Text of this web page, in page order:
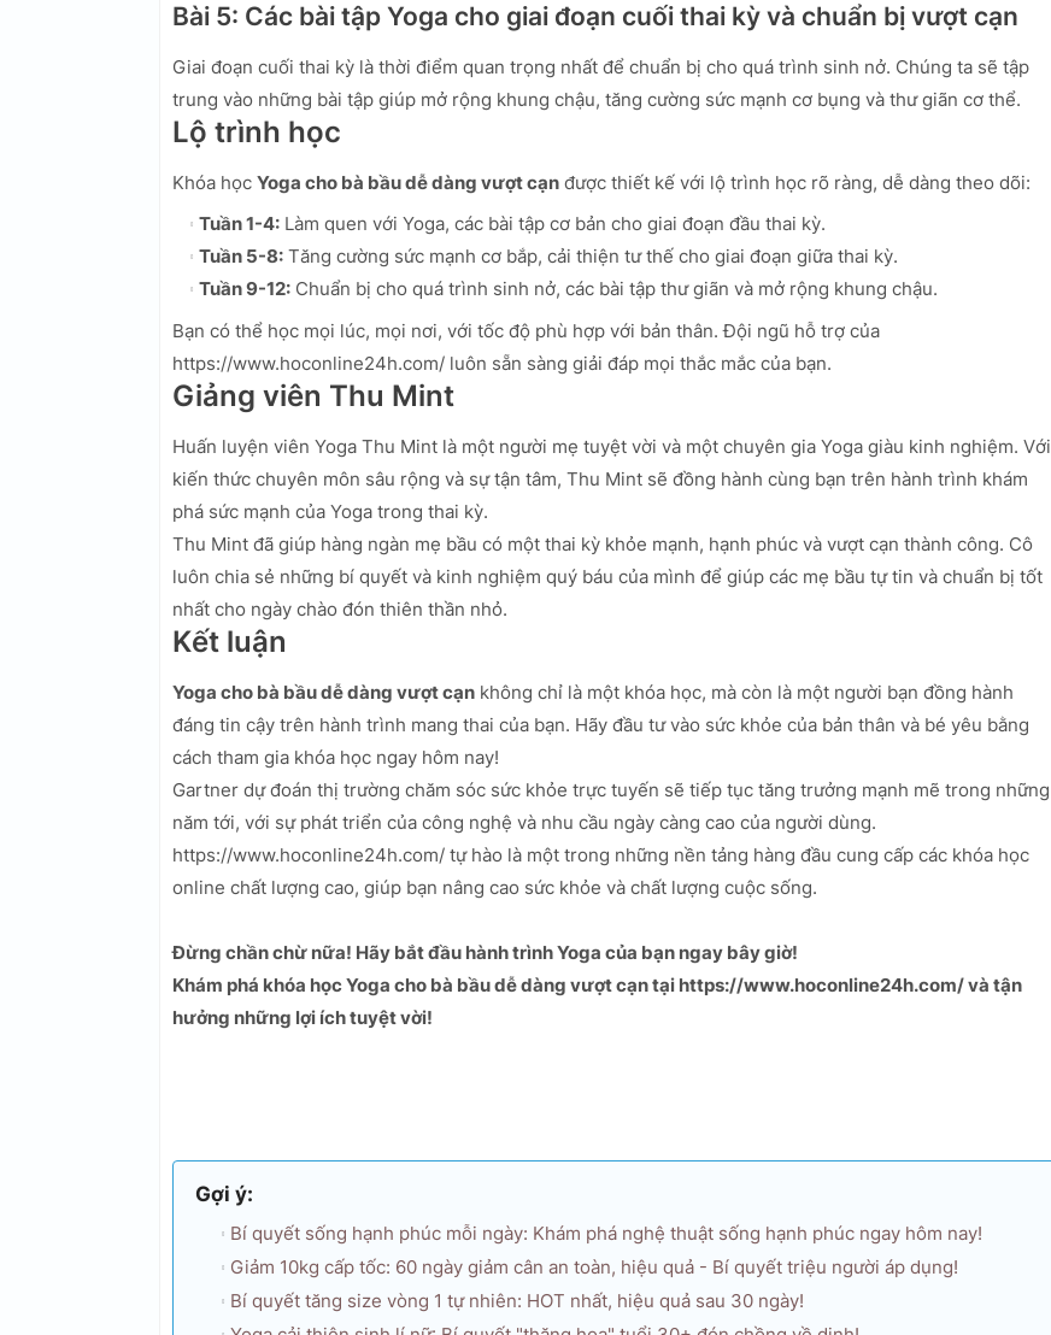
Bài 5: Các bài tập Yoga cho giai đoạn cuối thai kỳ và chuẩn bị vượt cạn
Giai đoạn cuối thai kỳ là thời điểm quan trọng nhất để chuẩn bị cho quá trình sinh nở. Chúng ta sẽ tập
trung vào những bài tập giúp mở rộng khung chậu, tăng cường sức mạnh cơ bụng và thư giãn cơ thể.
Lộ trình học
Khóa học Yoga cho bà bầu dễ dàng vượt cạn được thiết kế với lộ trình học rõ ràng, dễ dàng theo dõi:
Tuần 1-4: Làm quen với Yoga, các bài tập cơ bản cho giai đoạn đầu thai kỳ.
Tuần 5-8: Tăng cường sức mạnh cơ bắp, cải thiện tư thế cho giai đoạn giữa thai kỳ.
Tuần 9-12: Chuẩn bị cho quá trình sinh nở, các bài tập thư giãn và mở rộng khung chậu.
Bạn có thể học mọi lúc, mọi nơi, với tốc độ phù hợp với bản thân. Đội ngũ hỗ trợ của
https://www.hoconline24h.com/ luôn sẵn sàng giải đáp mọi thắc mắc của bạn.
Giảng viên Thu Mint
Huấn luyện viên Yoga Thu Mint là một người mẹ tuyệt vời và một chuyên gia Yoga giàu kinh nghiệm. Với
kiến thức chuyên môn sâu rộng và sự tận tâm, Thu Mint sẽ đồng hành cùng bạn trên hành trình khám
phá sức mạnh của Yoga trong thai kỳ.
Thu Mint đã giúp hàng ngàn mẹ bầu có một thai kỳ khỏe mạnh, hạnh phúc và vượt cạn thành công. Cô
luôn chia sẻ những bí quyết và kinh nghiệm quý báu của mình để giúp các mẹ bầu tự tin và chuẩn bị tốt
nhất cho ngày chào đón thiên thần nhỏ.
Kết luận
Yoga cho bà bầu dễ dàng vượt cạn không chỉ là một khóa học, mà còn là một người bạn đồng hành
đáng tin cậy trên hành trình mang thai của bạn. Hãy đầu tư vào sức khỏe của bản thân và bé yêu bằng
cách tham gia khóa học ngay hôm nay!
Gartner dự đoán thị trường chăm sóc sức khỏe trực tuyến sẽ tiếp tục tăng trưởng mạnh mẽ trong những
năm tới, với sự phát triển của công nghệ và nhu cầu ngày càng cao của người dùng.
https://www.hoconline24h.com/ tự hào là một trong những nền tảng hàng đầu cung cấp các khóa học
online chất lượng cao, giúp bạn nâng cao sức khỏe và chất lượng cuộc sống.
Đừng chần chừ nữa! Hãy bắt đầu hành trình Yoga của bạn ngay bây giờ!
Khám phá khóa học Yoga cho bà bầu dễ dàng vượt cạn tại https://www.hoconline24h.com/ và tận
hưởng những lợi ích tuyệt vời!
Gợi ý:
Bí quyết sống hạnh phúc mỗi ngày: Khám phá nghệ thuật sống hạnh phúc ngay hôm nay!
Giảm 10kg cấp tốc: 60 ngày giảm cân an toàn, hiệu quả - Bí quyết triệu người áp dụng!
Bí quyết tăng size vòng 1 tự nhiên: HOT nhất, hiệu quả sau 30 ngày!